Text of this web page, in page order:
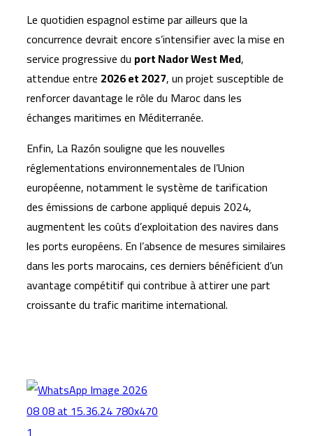
Le quotidien espagnol estime par ailleurs que la
concurrence devrait encore s’intensifier avec la mise en
service progressive du port Nador West Med,
attendue entre 2026 et 2027, un projet susceptible de
renforcer davantage le rôle du Maroc dans les
échanges maritimes en Méditerranée.
Enfin, La Razón souligne que les nouvelles
réglementations environnementales de l’Union
européenne, notamment le système de tarification
des émissions de carbone appliqué depuis 2024,
augmentent les coûts d’exploitation des navires dans
les ports européens. En l’absence de mesures similaires
dans les ports marocains, ces derniers bénéficient d’un
avantage compétitif qui contribue à attirer une part
croissante du trafic maritime international.